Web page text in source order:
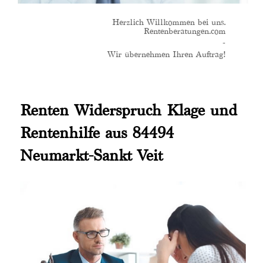
Herzlich Willkommen bei uns.
Rentenberatungen.com
-
Wir übernehmen Ihren Auftrag!
Renten Widerspruch Klage und
Rentenhilfe aus 84494
Neumarkt-Sankt Veit